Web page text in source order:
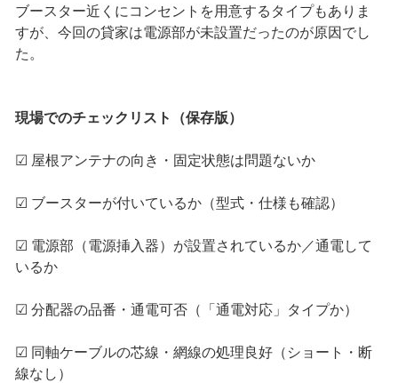
ブースター近くにコンセントを用意するタイプもありま
すが、今回の貸家は電源部が未設置だったのが原因でし
た。
現場でのチェックリスト（保存版）
☑ 屋根アンテナの向き・固定状態は問題ないか
☑ ブースターが付いているか（型式・仕様も確認）
☑ 電源部（電源挿入器）が設置されているか／通電して
いるか
☑ 分配器の品番・通電可否（「通電対応」タイプか）
☑ 同軸ケーブルの芯線・網線の処理良好（ショート・断
線なし）